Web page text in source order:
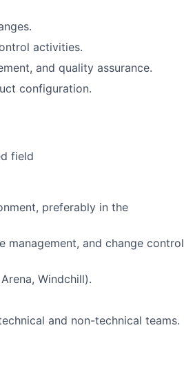
activities.
and quality assurance.
configuration.
field
preferably in the
management, and change control
Windchill).
and non-technical teams.